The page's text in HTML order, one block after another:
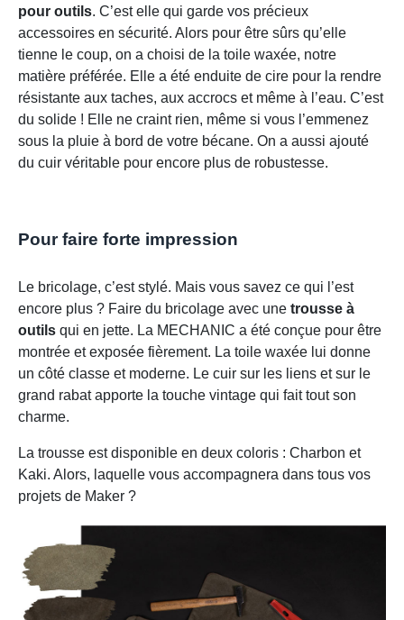
pour outils. C’est elle qui garde vos précieux
accessoires en sécurité. Alors pour être sûrs qu’elle
tienne le coup, on a choisi de la toile waxée, notre
matière préférée. Elle a été enduite de cire pour la rendre
résistante aux taches, aux accrocs et même à l’eau. C’est
du solide ! Elle ne craint rien, même si vous l’emmenez
sous la pluie à bord de votre bécane. On a aussi ajouté
du cuir véritable pour encore plus de robustesse.
Pour faire forte impression
Le bricolage, c’est stylé. Mais vous savez ce qui l’est
encore plus ? Faire du bricolage avec une trousse à
outils qui en jette. La MECHANIC a été conçue pour être
montrée et exposée fièrement. La toile waxée lui donne
un côté classe et moderne. Le cuir sur les liens et sur le
grand rabat apporte la touche vintage qui fait tout son
charme.
La trousse est disponible en deux coloris : Charbon et
Kaki. Alors, laquelle vous accompagnera dans tous vos
projets de Maker ?